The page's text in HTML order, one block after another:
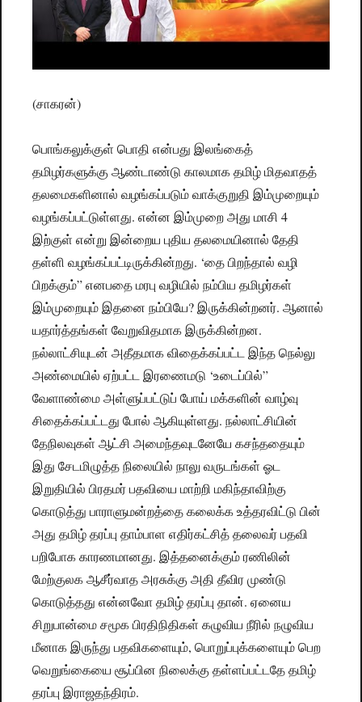
(சாகரன்)
பொங்கலுக்குள் பொதி என்பது இலங்கைத்
தமிழர்களுக்கு ஆண்டாண்டு காலமாக தமிழ் மிதவாதத்
தலமைகளினால் வழங்கப்படும் வாக்குறுதி இம்முறையும்
வழங்கப்பட்டுள்ளது. என்ன இம்முறை அது மாசி 4
இற்குள் என்று இன்றைய புதிய தலமையினால் தேதி
தள்ளி வழங்கப்பட்டிருக்கின்றது. ‘தை பிறந்தால் வழி
பிறக்கும்” எனபதை மரபு வழியில் நம்பிய தமிழர்கள்
இம்முறையும் இதனை நம்பியே? இருக்கின்றனர். ஆனால்
யதார்த்தங்கள் வேறுவிதமாக இருக்கின்றன.
நல்லாட்சியுடன் அதீதமாக விதைக்கப்பட்ட இந்த நெல்லு
அண்மையில் ஏற்பட்ட இரணைமடு ‘உடைப்பில்”
வேளாண்மை அள்ளுப்பட்டுப் போய் மக்களின் வாழ்வு
சிதைக்கப்பட்டது போல் ஆகியுள்ளது. நல்லாட்சியின்
தேநிலவுகள் ஆட்சி அமைந்தவுடனேயே கசந்ததையும்
இது சேடமிழுத்த நிலையில் நாலு வருடங்கள் ஓட
இறுதியில் பிரதமர் பதவியை மாற்றி மகிந்தாவிற்கு
கொடுத்து பாராளுமன்றத்தை கலைக்க உத்தரவிட்டு பின்
அது தமிழ் தரப்பு தாம்பாள எதிர்கட்சித் தலைவர் பதவி
பறிபோக காரணமானது. இத்தனைக்கும் ரணிலின்
மேற்குலக ஆசீர்வாத அரசுக்கு அதி தீவிர முண்டு
கொடுத்தது என்னவோ தமிழ் தரப்பு தான். ஏனைய
சிறுபான்மை சமூக பிரதிநிதிகள் கழுவிய நீரில் நழுவிய
மீனாக இருந்து பதவிகளையும், பொறுப்புக்களையும் பெற
வெறுங்கையை சூப்பின நிலைக்கு தள்ளப்பட்டதே தமிழ்
தரப்பு இராஜதந்திரம்.